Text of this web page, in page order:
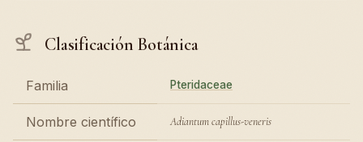
Clasificación Botánica
Familia Pteridaceae
Nombre científico Adiantum capillus-veneris